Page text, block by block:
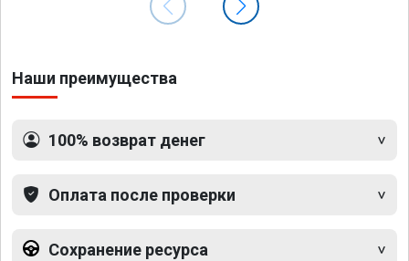
Наши преимущества
100% возврат денег
Оплата после проверки
Сохранение ресурса